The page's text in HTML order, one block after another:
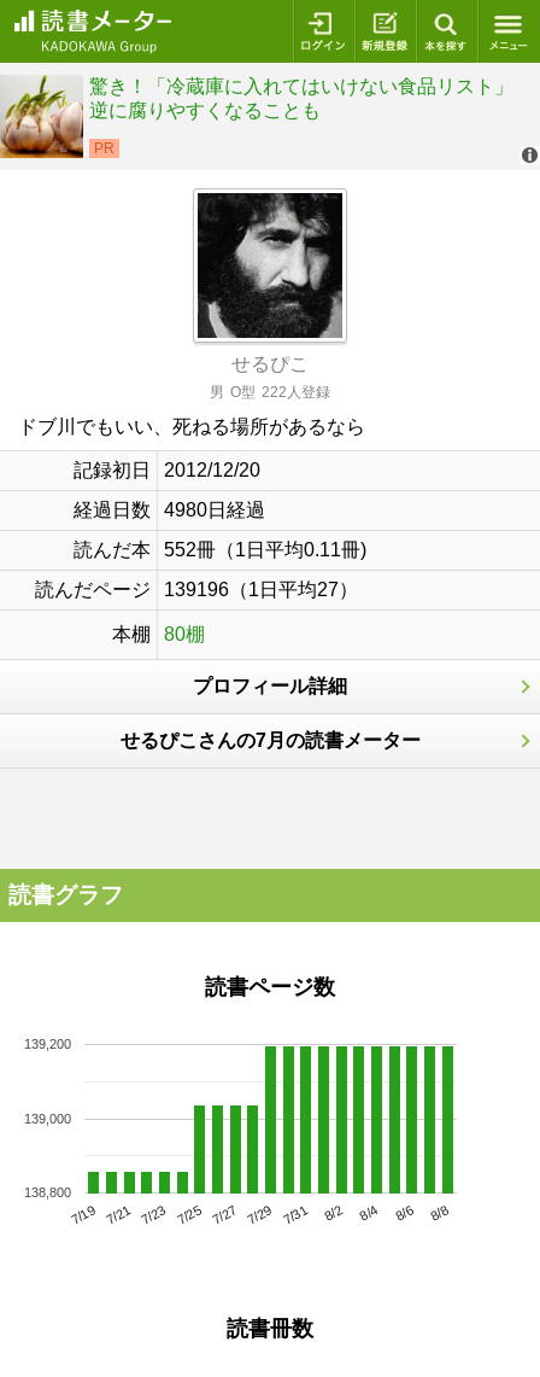
ログイン 新規登録
せるぴこ
男 O型 222人登録
ドブ川でもいい、死ねる場所があるなら
記録初日
2012/12/20
経過日数
4980日経過
読んだ本
552冊（1日平均0.11冊)
読んだページ
139196（1日平均27）
本棚 80棚
プロフィール詳細
せるぴこさんの7月の読書メーター
読書グラフ
読書ページ数
7/19 7/21 7/23 7/25 7/27 7/29 7/31 8/2 8/4 8/6 8/8
138,800
139,000
139,200
読書冊数